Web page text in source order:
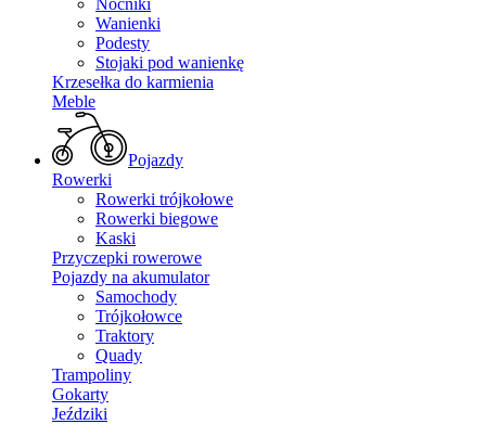
Nocniki
Wanienki
Podesty
Stojaki pod wanienkę
Krzesełka do karmienia
Meble
Pojazdy
Rowerki
Rowerki trójkołowe
Rowerki biegowe
Kaski
Przyczepki rowerowe
Pojazdy na akumulator
Samochody
Trójkołowce
Traktory
Quady
Trampoliny
Gokarty
Jeździki